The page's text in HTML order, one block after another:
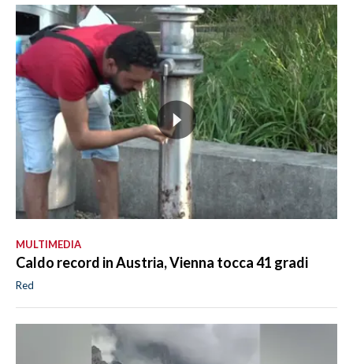
MULTIMEDIA
Caldo record in Austria, Vienna tocca 41 gradi
Red